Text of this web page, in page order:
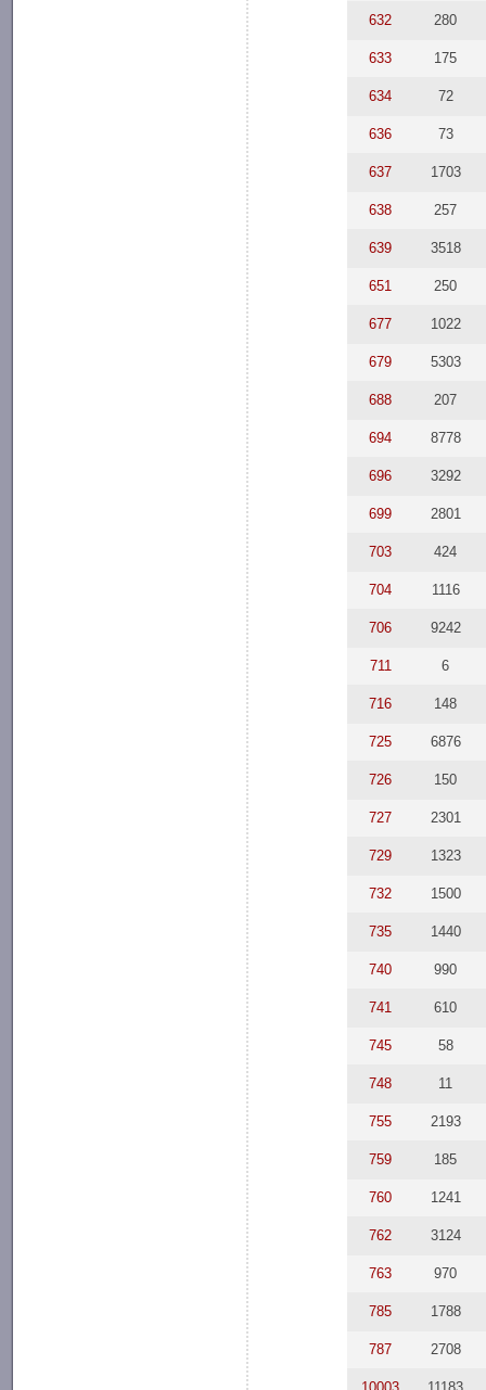
632 280
633 175
634 72
636 73
637 1703
638 257
639 3518
651 250
677 1022
679 5303
688 207
694 8778
696 3292
699 2801
703 424
704 1116
706 9242
711 6
716 148
725 6876
726 150
727 2301
729 1323
732 1500
735 1440
740 990
741 610
745 58
748 11
755 2193
759 185
760 1241
762 3124
763 970
785 1788
787 2708